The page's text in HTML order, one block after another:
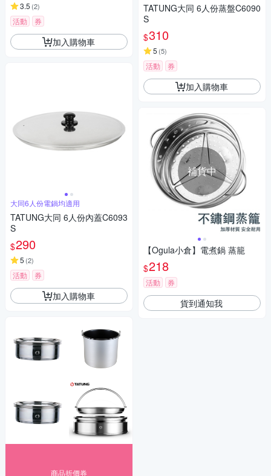
3.5 (2)
活動 券
加入購物車
大同6人份電鍋均適用
TATUNG大同 6人份內蓋C6093
S
$290
5 (2)
活動 券
加入購物車
商品折價券
TATUNG大同 6人份蒸盤C6090
S
$310
5 (5)
活動 券
加入購物車
補貨中
【Ogula小倉】電煮鍋 蒸籠
$218
活動 券
貨到通知我